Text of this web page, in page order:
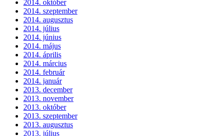
2014. október
2014. szeptember
2014. augusztus
2014. július
2014. június
2014. május
2014. április
2014. március
2014. február
2014. január
2013. december
2013. november
2013. október
2013. szeptember
2013. augusztus
2013. július